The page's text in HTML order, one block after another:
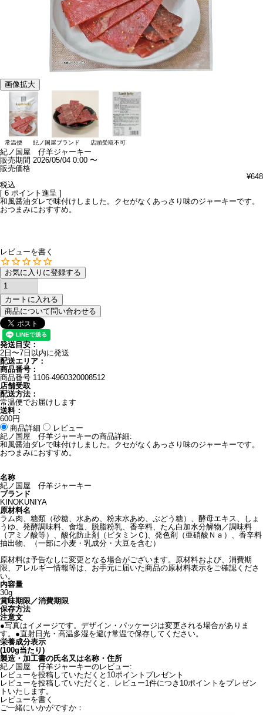
画像拡大
常温便 紀ノ国屋ブランド 店頭受取不可
紀ノ国屋 仔羊ジャーキー
販売期間 2026/05/04 0:00 〜
販売価格
¥648
税込
[ 6 ポイント進呈 ]
和風醤油ダレで味付けしました。クセがなくあっさり味のジャーキーです。
おつまみにおすすめ。
レビューを書く
お気に入りに登録する
カートに入れる
商品について問い合わせる
発送目安：
2日〜7日以内に発送
配送エリア：
商品番号：
商品番号 1106-4960320008512
店舗受取
配送方法：
常温便でお届けします
送料：
600円
商品詳細
レビュー
紀ノ国屋 仔羊ジャーキーの商品詳細:
和風醤油ダレで味付けしました。クセがなくあっさり味のジャーキーです。
おつまみにおすすめ。
名称
紀ノ国屋 仔羊ジャーキー
ブランド
KINOKUNIYA
原材料名
ラム肉、糖類（砂糖、水あめ、粉末水あめ、ぶどう糖）、酵母エキス、しょ
うゆ、発酵調味料、食塩、脱脂粉乳、香辛料、たん白加水分解物／調味料
（アミノ酸等）、酸化防止剤（ビタミンＣ)、発色剤（亜硝酸Ｎａ）、香辛料
抽出物、（一部に小麦・乳成分・大豆を含む）
原材料は予告なしに変更となる場合がございます。原材料および、消費期
限、アレルギー情報等は、お手元に届いた商品の原材料表示をご確認くださ
い。
内容量
30g
賞味期限／消費期限
保存方法
注意文
●写真はイメージです。デザイン・パッケージは変更される場合がありま
す。●直射日光・高温多湿を避け常温で保存してください。
栄養成分表示
(100g当たり)
製造・加工書の氏名又は名称・住所
紀ノ国屋 仔羊ジャーキーのレビュー:
レビューを投稿していただくと10ポイントプレゼント
レビューを投稿していただくと、レビュー1件につき10ポイントをプレゼン
トいたします。
レビューを書く
ご一緒にいかがですか：